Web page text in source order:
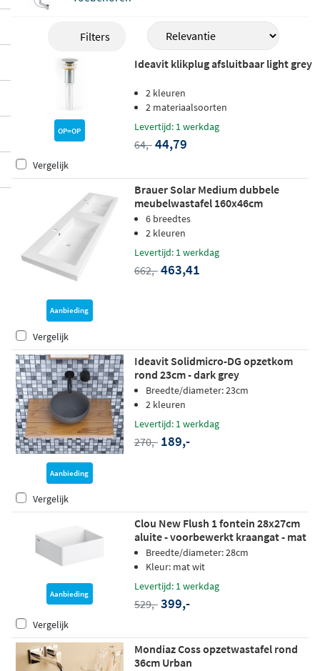
Filters
OP=OP
Ideavit klikplug afsluitbaar light grey
2 kleuren
2 materiaalsoorten
Levertijd: 1 werkdag
64,- 44,79
Vergelijk
Aanbieding
Brauer Solar Medium dubbele
meubelwastafel 160x46cm
mineraalmarmer - 2 kraangaten -
zijdeglans wit
6 breedtes
2 kleuren
Levertijd: 1 werkdag
662,- 463,41
Vergelijk
Aanbieding
Ideavit Solidmicro-DG opzetkom
rond 23cm - dark grey
Breedte/diameter: 23cm
2 kleuren
Levertijd: 1 werkdag
270,- 189,-
Vergelijk
Aanbieding
Clou New Flush 1 fontein 28x27cm
aluite - voorbewerkt kraangat - mat
witBreedte/diameter: 28cm
Kleur: mat wit
Levertijd: 1 werkdag
529,- 399,-
Vergelijk
Mondiaz Coss opzetwastafel rond
36cm Urban